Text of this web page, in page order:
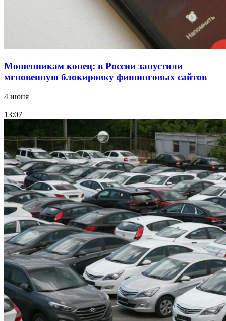
Мошенникам конец: в России запустили
мгновенную блокировку фишинговых сайтов
4 июня
13:07